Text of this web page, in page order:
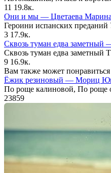
11 19.8к.
Они и мы — Цветаева Марина
Героини испанских
3 17.9к.
Сквозь туман едва заметный
Сквозь туман едва заметный
9 16.9к.
Вам также может понравиться
Ёжик резиновый — Мориц
По роще калиновой, По
23859